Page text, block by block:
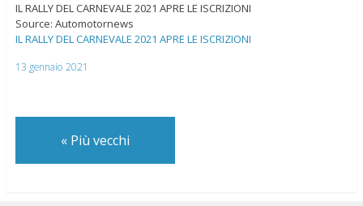
IL RALLY DEL CARNEVALE 2021 APRE LE ISCRIZIONI
Source: Automotornews
IL RALLY DEL CARNEVALE 2021 APRE LE ISCRIZIONI
13 gennaio 2021
«Più vecchi